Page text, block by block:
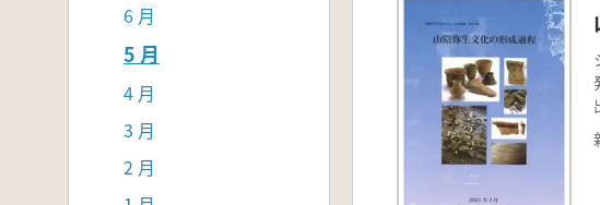
6 月
5 月
4 月
3 月
2 月